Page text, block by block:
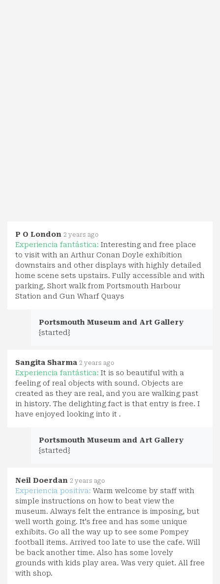
P O London 2 years ago
Experiencia fantástica: Interesting and free place
to visit with an Arthur Conan Doyle exhibition
downstairs and other displays with highly detailed
home scene sets upstairs. Fully accessible and with
parking. Short walk from Portsmouth Harbour
Station and Gun Wharf Quays
Portsmouth Museum and Art Gallery
{started}
Sangita Sharma 2 years ago
Experiencia fantástica: It is so beautiful with a
feeling of real objects with sound. Objects are
created as they are real, and you are walking past
in history. The delighting fact is that entry is free. I
have enjoyed looking into it .
Portsmouth Museum and Art Gallery
{started}
Neil Doerdan 2 years ago
Experiencia positiva: Warm welcome by staff with
simple instructions on how to beat view the
museum. Always felt the entrance is imposing, but
well worth going. It's free and has some unique
exhibits. Go all the way up to see some Pompey
football items. Arrived too late to use the cafe. Will
be back another time. Also has some lovely
grounds with kids play area. Was very quiet. All free
with shop.